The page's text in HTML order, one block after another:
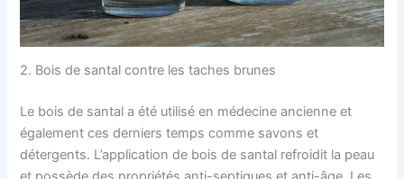
2. Bois de santal contre les taches brunes
Le bois de santal a été utilisé en médecine ancienne et
également ces derniers temps comme savons et
détergents. L’application de bois de santal refroidit la peau